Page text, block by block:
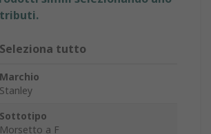
Seleziona tutto
Marchio
Stanley
Sottotipo
Morsetto a F